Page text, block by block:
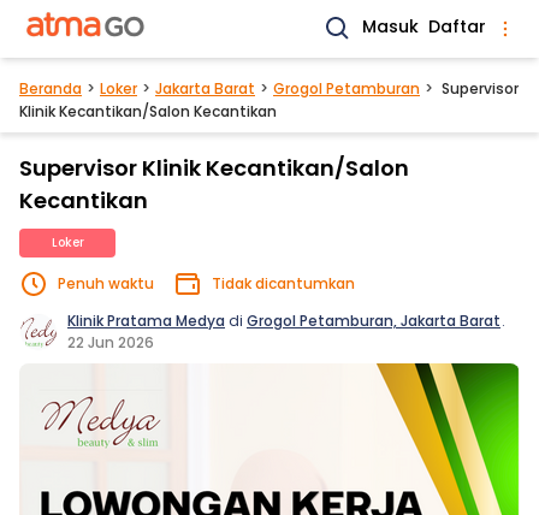
Masuk Daftar
Beranda Loker Jakarta Barat Grogol Petamburan
Supervisor
Klinik Kecantikan/Salon Kecantikan
Supervisor Klinik Kecantikan/Salon
Kecantikan
Loker
Penuh waktu
Tidak dicantumkan
Klinik Pratama Medya di Grogol Petamburan, Jakarta Barat.
22 Jun 2026